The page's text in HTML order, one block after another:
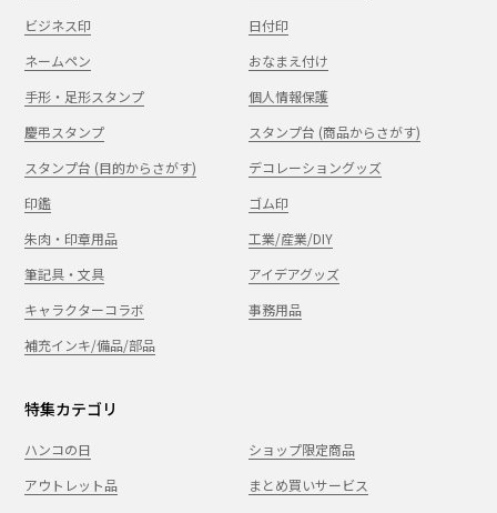
ビジネス印
日付印
ネームペン
おなまえ付け
手形・足形スタンプ
個人情報保護
慶弔スタンプ
スタンプ台 (商品からさがす)
スタンプ台 (目的からさがす)
デコレーショングッズ
印鑑
ゴム印
朱肉・印章用品
工業/産業/DIY
筆記具・文具
アイデアグッズ
キャラクターコラボ
事務用品
補充インキ/備品/部品
特集カテゴリ
ハンコの日
ショップ限定商品
アウトレット品
まとめ買いサービス